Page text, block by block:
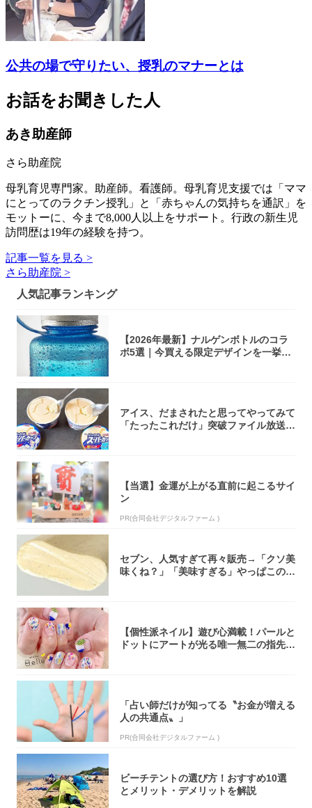
公共の場で守りたい、授乳のマナーとは
お話をお聞きした人
あき助産師
さら助産院
母乳育児専門家。助産師。看護師。母乳育児支援では「ママ
にとってのラクチン授乳」と「赤ちゃんの気持ちを通訳」を
モットーに、今まで8,000人以上をサポート。行政の新生児
訪問歴は19年の経験を持つ。
記事一覧を見る >
さら助産院 >
人気記事ランキング
【2026年最新】ナルゲンボトルのコラ
ボ5選｜今買える限定デザインを一挙紹
アイス、だまされたと思ってやってみて
「たったこれだけ」突破ファイル放送で
【当選】金運が上がる直前に起こるサイ
ン
PR(合同会社デジタルファーム )
セブン、人気すぎて再々販売→「クソ美
味くね？」「美味すぎる」やっぱこのク
【個性派ネイル】遊び心満載！パールと
ドットにアートが光る唯一無二の指先が
「占い師だけが知ってる〝お金が増える
人の共通点〟」
PR(合同会社デジタルファーム )
ビーチテントの選び方！おすすめ10選
とメリット・デメリットを解説